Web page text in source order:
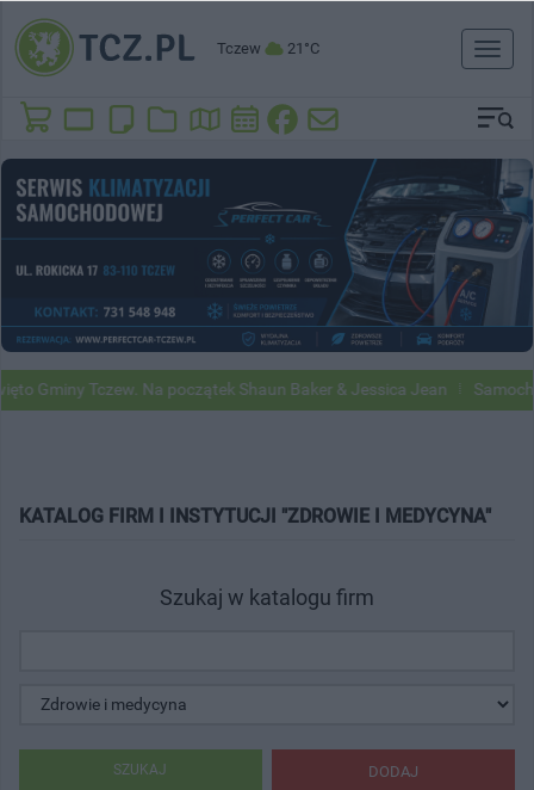
Tczew 21°C
Toggle
Gminy Tczew. Na początek Shaun Baker & Jessica Jean
KATALOG FIRM I INSTYTUCJI "ZDROWIE I MEDYCYNA"
Szukaj w katalogu firm
DODAJ
SZUKAJ